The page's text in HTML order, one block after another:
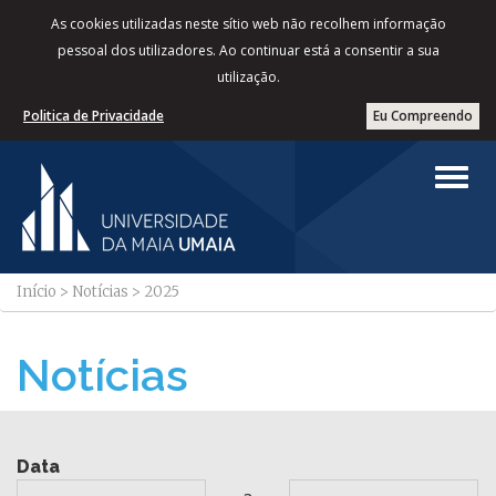
As cookies utilizadas neste sítio web não recolhem informação
pessoal dos utilizadores. Ao continuar está a consentir a sua
utilização.
Eu Compreendo
Politica de Privacidade
Início > Notícias > 2025
Notícias
Data